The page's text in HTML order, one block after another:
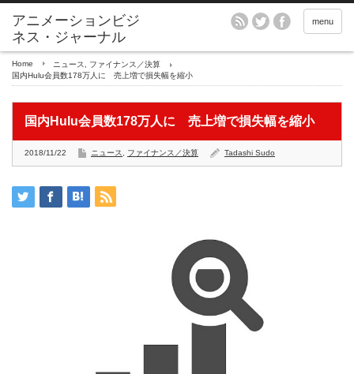
アニメーションビジ
ネス・ジャーナル
menu
Home ニュース
ファイナンス／決算
国内Hulu会員数178万人に 売上増で損失幅を縮小
国内Hulu会員数178万人に 売上増で損失幅を縮小
2018/11/22 ニュース ファイナンス／決算 Tadashi Sudo